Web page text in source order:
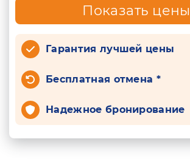
Показать цены
Гарантия лучшей цены
Бесплатная отмена *
Надежное бронирование